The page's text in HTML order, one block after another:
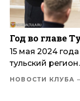
Год во главе
15 мая 2024
тульский регион.
НОВОСТИ КЛУБА